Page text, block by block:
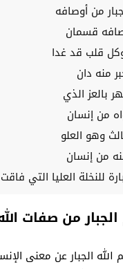
من أوصافه
قسمان
قلب قد غدا
منه دان
بالعز الذي
من إنسان
وهو العلو
من إنسان
للنخلة العليا التي
من صفات
الجبار عن معنى